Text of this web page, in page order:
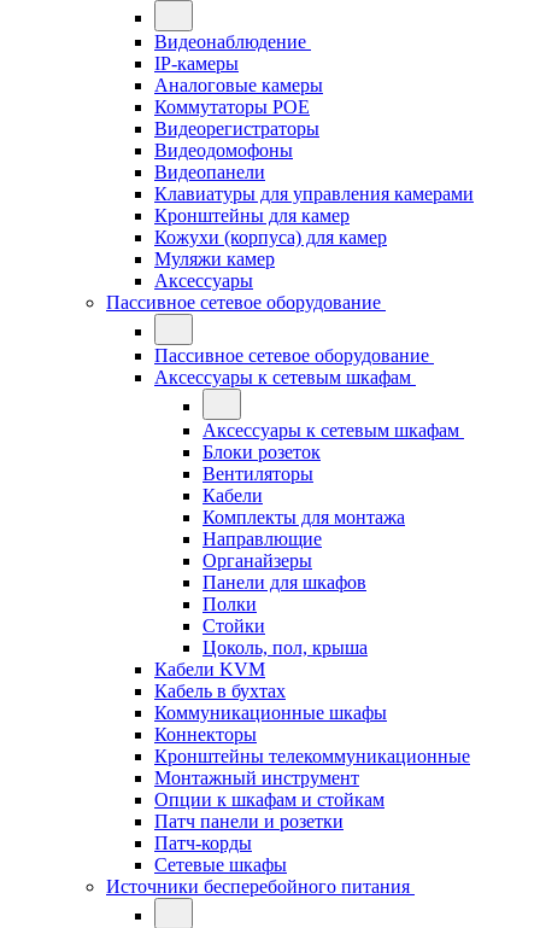
Видеонаблюдение
IP-камеры
Аналоговые камеры
Коммутаторы POE
Видеорегистраторы
Видеодомофоны
Видеопанели
Клавиатуры для управления камерами
Кронштейны для камер
Кожухи (корпуса) для камер
Муляжи камер
Аксессуары
Пассивное сетевое оборудование
Пассивное сетевое оборудование
Аксессуары к сетевым шкафам
Аксессуары к сетевым шкафам
Блоки розеток
Вентиляторы
Кабели
Комплекты для монтажа
Направлющие
Органайзеры
Панели для шкафов
Полки
Стойки
Цоколь, пол, крыша
Кабели KVM
Кабель в бухтах
Коммуникационные шкафы
Коннекторы
Кронштейны телекоммуникационные
Монтажный инструмент
Опции к шкафам и стойкам
Патч панели и розетки
Патч-корды
Сетевые шкафы
Источники бесперебойного питания